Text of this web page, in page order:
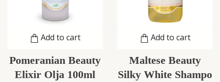
Add to cart
Pomeranian Beauty
Elixir Olja 100ml
Add to cart
Maltese Beauty
Silky White Shampo